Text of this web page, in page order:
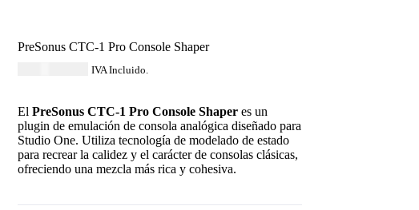
PreSonus CTC-1 Pro Console Shaper
IVA Incluido.
El PreSonus CTC-1 Pro Console Shaper es un
plugin de emulación de consola analógica diseñado para
Studio One. Utiliza tecnología de modelado de estado
para recrear la calidez y el carácter de consolas clásicas,
ofreciendo una mezcla más rica y cohesiva.